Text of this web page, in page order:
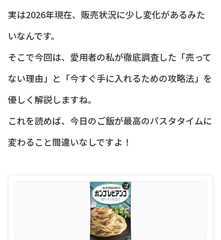
実は2026年現在、販売状況に少し変化があるみた
いなんです。
そこで今回は、愛用者の私が徹底調査した「売って
ない理由」と「今すぐ手に入れるための攻略法」を
優しく解説しますね。
これを読めば、今日のご飯が最高のパスタタイムに
変わること間違いなしですよ！